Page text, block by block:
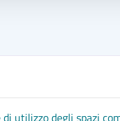
utilizzo degli spazi